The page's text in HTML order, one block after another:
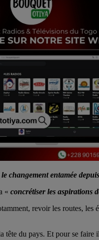
changement entamée
« concrétiser les aspirations
revoir les routes,
tête du pays. Et pour se faire